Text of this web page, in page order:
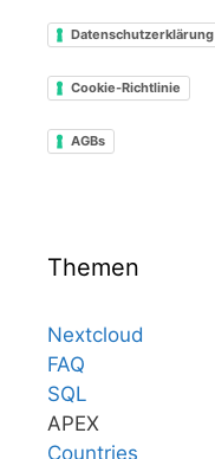
Datenschutzerklärung
Cookie-Richtlinie
AGBs
Themen
Nextcloud
FAQ
SQL
APEX
Countries